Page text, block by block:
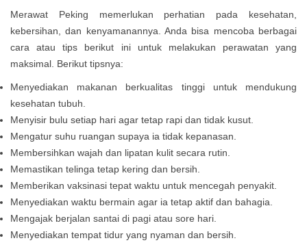
Merawat Peking memerlukan perhatian pada kesehatan,
kebersihan, dan kenyamanannya. Anda bisa mencoba berbagai
cara atau tips berikut ini untuk melakukan perawatan yang
maksimal. Berikut tipsnya:
Menyediakan makanan berkualitas tinggi untuk mendukung
kesehatan tubuh.
Menyisir bulu setiap hari agar tetap rapi dan tidak kusut.
Mengatur suhu ruangan supaya ia tidak kepanasan.
Membersihkan wajah dan lipatan kulit secara rutin.
Memastikan telinga tetap kering dan bersih.
Memberikan vaksinasi tepat waktu untuk mencegah penyakit.
Menyediakan waktu bermain agar ia tetap aktif dan bahagia.
Mengajak berjalan santai di pagi atau sore hari.
Menyediakan tempat tidur yang nyaman dan bersih.